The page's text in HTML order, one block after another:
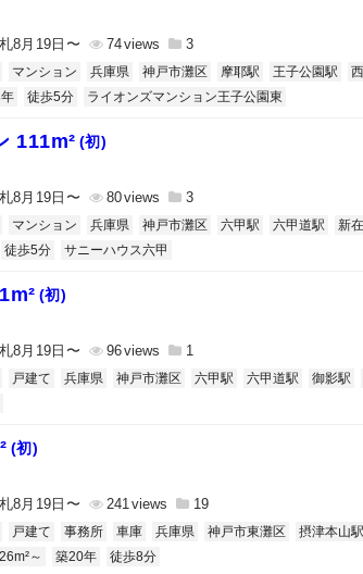
8月19日〜 74 3
マンション 兵庫県 神戸市灘区 摩耶駅 王子公園駅
徒歩5分 ライオンズマンション王子公園東
111m² (初)
8月19日〜 80 3
マンション 兵庫県 神戸市灘区 六甲駅 六甲道駅 新
徒歩5分 サニーハウス六甲
(初)
8月19日〜 96 1
戸建て 兵庫県 神戸市灘区 六甲駅 六甲道駅 御影駅
(初)
8月19日〜 241 19
戸建て 事務所 車庫 兵庫県 神戸市東灘区 摂津本山駅
～ 築20年 徒歩8分